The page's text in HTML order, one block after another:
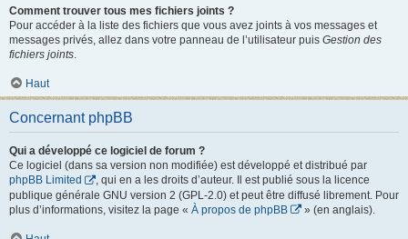
Comment trouver tous mes fichiers joints ?
Pour accéder à la liste des fichiers que vous avez joints à vos messages et
messages privés, allez dans votre panneau de l’utilisateur puis Gestion des
fichiers joints
Haut
Concernant phpBB
Qui a développé ce logiciel de forum ?
Ce logiciel (dans sa version non modifiée) est développé et distribué par
phpBB Limited
, qui en a les droits d’auteur. Il est publié sous la licence
publique générale GNU version 2 (GPL-2.0) et peut être diffusé librement. Pour
plus d’informations, visitez la page « À propos de phpBB » (en anglais).